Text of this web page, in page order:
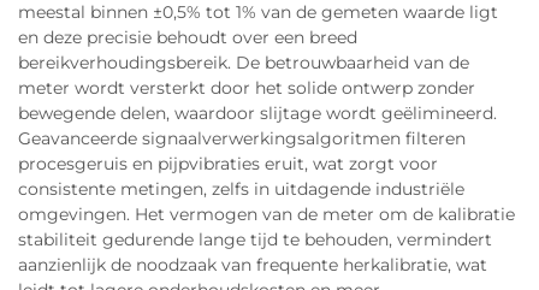
meestal binnen ±0,5% tot 1% van de gemeten waarde ligt
en deze precisie behoudt over een breed
bereikverhoudingsbereik. De betrouwbaarheid van de
meter wordt versterkt door het solide ontwerp zonder
bewegende delen, waardoor slijtage wordt geëlimineerd.
Geavanceerde signaalverwerkingsalgoritmen filteren
procesgeruis en pijpvibraties eruit, wat zorgt voor
consistente metingen, zelfs in uitdagende industriële
omgevingen. Het vermogen van de meter om de kalibratie
stabiliteit gedurende lange tijd te behouden, vermindert
aanzienlijk de noodzaak van frequente herkalibratie, wat